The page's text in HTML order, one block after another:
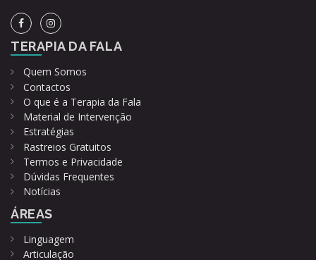
TERAPIA DA FALA
Quem Somos
Contactos
O que é a Terapia da Fala
Material de Intervenção
Estratégias
Rastreios Gratuitos
Termos e Privacidade
Dúvidas Frequentes
Notícias
ÁREAS
Linguagem
Articulação